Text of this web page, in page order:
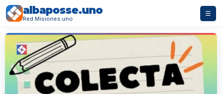
albaposse.uno
Red Misiones.uno
☰